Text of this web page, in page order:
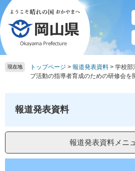
ペ
ー
ジ
の
先
頭
メ
ニ
ュ
ー
を
飛
現在地 トップページ > 報道発表資料 > 学校部
ブ活動の指導者育成のための研修会を
報道発表資料
報道発表資料メニ